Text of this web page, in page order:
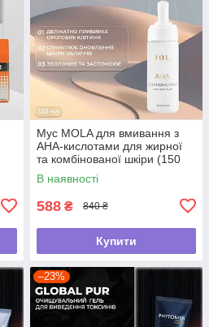
Мус MOLA для вмивання з
АНА-кислотами для жирної
та комбінованої шкіри (150
мл)
В наявності
588 ₴ 840 ₴
Купити
–23%